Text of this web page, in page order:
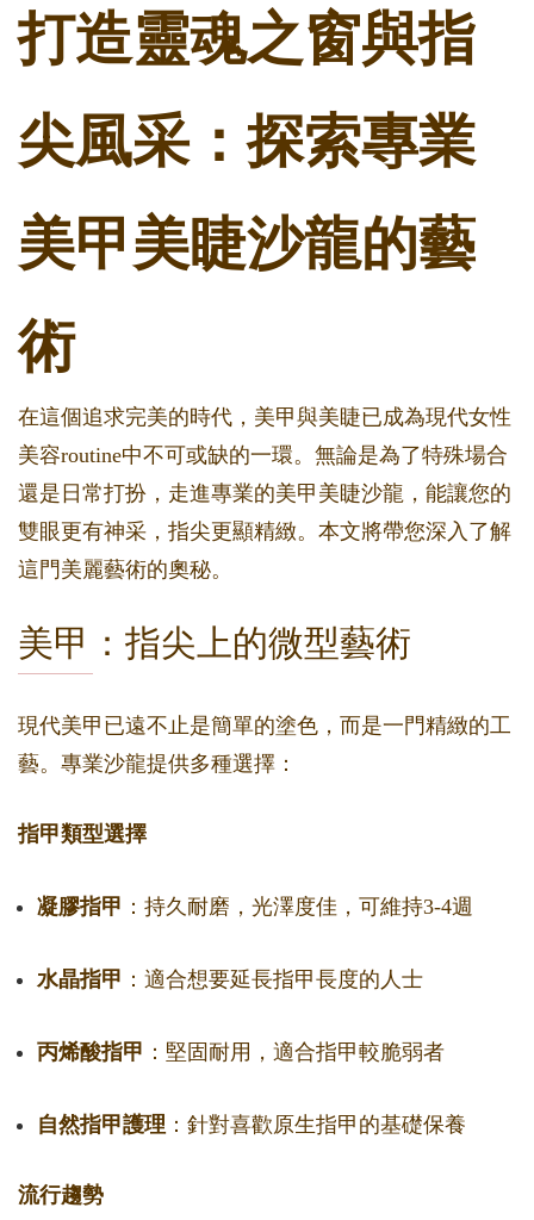
打造靈魂之窗與指
尖風采：探索專業
美甲美睫沙龍的藝
術
在這個追求完美的時代，美甲與美睫已成為現代女性
美容routine中不可或缺的一環。無論是為了特殊場合
還是日常打扮，走進專業的美甲美睫沙龍，能讓您的
雙眼更有神采，指尖更顯精緻。本文將帶您深入了解
這門美麗藝術的奧秘。
美甲：指尖上的微型藝術
現代美甲已遠不止是簡單的塗色，而是一門精緻的工
藝。專業沙龍提供多種選擇：
指甲類型選擇
凝膠指甲 ：持久耐磨，光澤度佳，可維持3-4週
水晶指甲 ：適合想要延長指甲長度的人士
丙烯酸指甲 ：堅固耐用，適合指甲較脆弱者
自然指甲護理 ：針對喜歡原生指甲的基礎保養
流行趨勢